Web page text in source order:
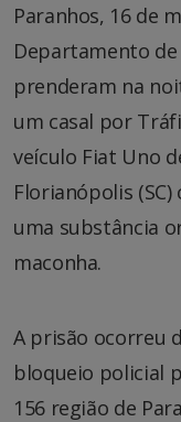
Paranhos, 16 de
Departamento
prenderam na
um casal por
veículo Fiat Uno
Florianópolis
uma substância
maconha.
A prisão ocorreu
bloqueio policial
156 região de